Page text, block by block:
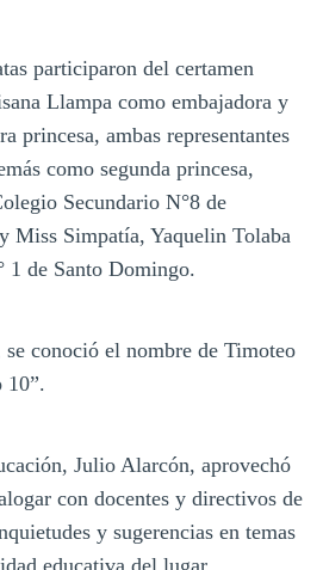
participaron del certamen
Llampa como embajadora y
princesa, ambas representantes
como segunda princesa,
Secundario N°8 de
Miss Simpatía, Yaquelin Tolaba
1 de Santo Domingo.
se conoció el nombre de Timoteo
10”.
Julio Alarcón, aprovechó
con docentes y directivos de
y sugerencias en temas
educativa del lugar.